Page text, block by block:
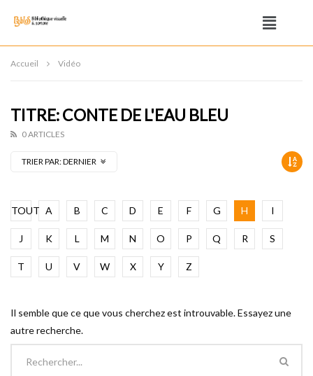
Accueil Vidéo
TITRE: CONTE DE L'EAU BLEU
0 ARTICLES
TRIER PAR:DERNIER
TOUT A B C D E F G H I
J K L M N O P Q R S
T U V W X Y Z
Il semble que ce que vous cherchez est introuvable. Essayez une
autre recherche.